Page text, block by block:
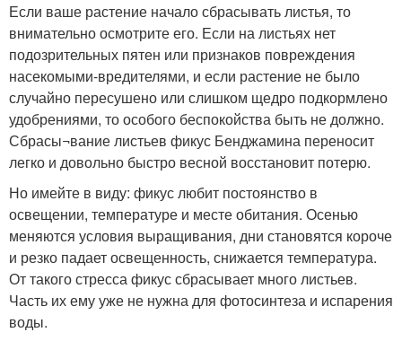
Если ваше растение начало сбрасывать листья, то
внимательно осмотрите его. Если на листьях нет
подозрительных пятен или признаков повреждения
насекомыми-вредителями, и если растение не было
случайно пересушено или слишком щедро подкормлено
удобрениями, то особого беспокойства быть не должно.
Сбрасы¬вание листьев фикус Бенджамина переносит
легко и довольно быстро весной восстановит потерю.
Но имейте в виду: фикус любит постоянство в
освещении, температуре и месте обитания. Осенью
меняются условия выращивания, дни становятся короче
и резко падает освещенность, снижается температура.
От такого стресса фикус сбрасывает много листьев.
Часть их ему уже не нужна для фотосинтеза и испарения
воды.